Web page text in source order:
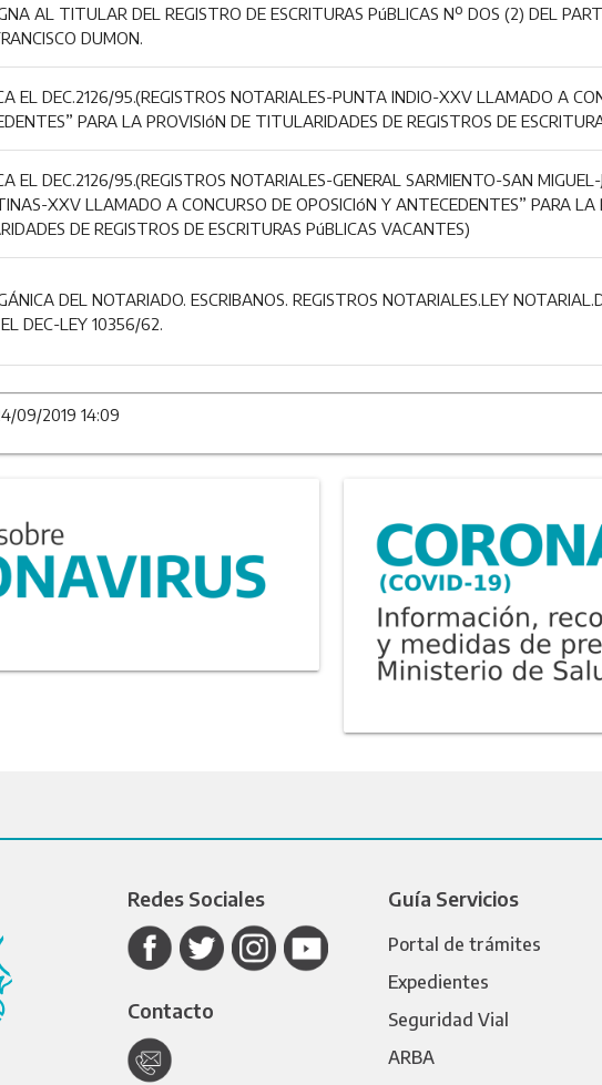
AL TITULAR DEL REGISTRO DE ESCRITURAS PúBLICAS Nº DOS (2) DEL
DUMON.
EL DEC.2126/95.(REGISTROS NOTARIALES-PUNTA INDIO-XXV LLAMADO A
PARA LA PROVISIóN DE TITULARIDADES DE REGISTROS DE
EL DEC.2126/95.(REGISTROS NOTARIALES-GENERAL SARMIENTO-SAN
XXV LLAMADO A CONCURSO DE OPOSICIóN Y ANTECEDENTES” PARA LA
DE REGISTROS DE ESCRITURAS PúBLICAS VACANTES)
DEL NOTARIADO. ESCRIBANOS. REGISTROS NOTARIALES.LEY
DEC-LEY 10356/62.
09/2019 14:09
Redes Sociales
Contacto
Guía Servicios
Portal de trámites
Expedientes
Seguridad Vial
ARBA